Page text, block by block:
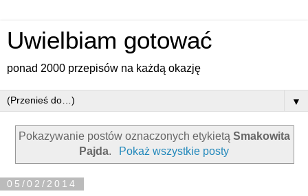
Uwielbiam gotować
ponad 2000 przepisów na każdą okazję
▼
Pokazywanie postów oznaczonych etykietą Smakowita
Pajda. Pokaż wszystkie posty
05/02/2014